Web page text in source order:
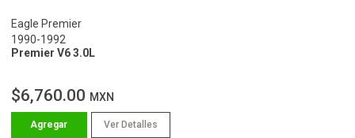
Eagle Premier
1990-1992
Premier V6 3.0L
$6,760.00 MXN
Ver Detalles